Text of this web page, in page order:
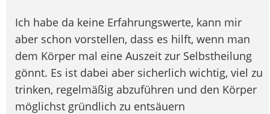
Ich habe da keine Erfahrungswerte, kann mir
aber schon vorstellen, dass es hilft, wenn man
dem Körper mal eine Auszeit zur Selbstheilung
gönnt. Es ist dabei aber sicherlich wichtig, viel zu
trinken, regelmäßig abzuführen und den Körper
möglichst gründlich zu entsäuern